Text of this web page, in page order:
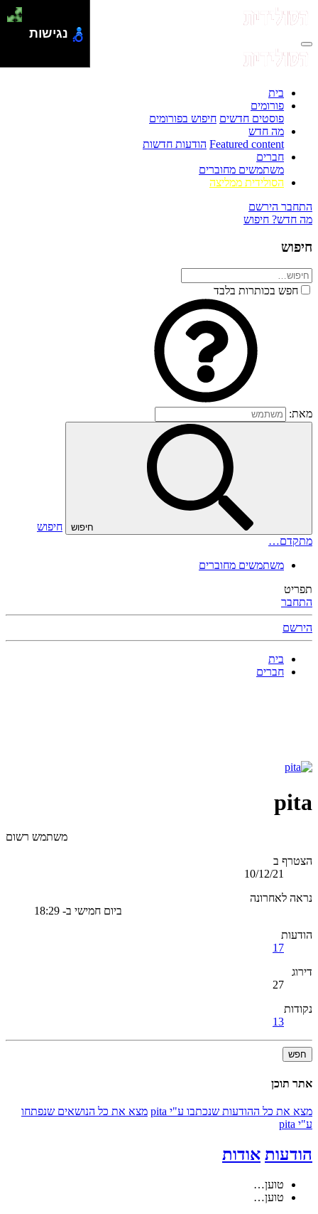
בית
פורומים
פוסטים חדשים חיפוש בפורומים
מה חדש
Featured content הודעות חדשות
חברים
משתמשים מחוברים
הסולידית ממליצה
התחבר הירשם
מה חדש? חיפוש
חיפוש
חפש בכותרות בלבד
מאת:
חיפוש
חיפוש
מתקדם…
משתמשים מחוברים
תפריט
התחבר
הירשם
בית
חברים
pita
משתמש רשום
הצטרף ב
10/12/21
נראה לאחרונה
ביום חמישי ב- 18:29
הודעות
17
דירוג
27
נקודות
13
חפש
אתר תוכן
מצא את כל ההודעות שנכתבו ע"י pita
מצא את כל הנושאים שנפתחו
ע"י pita
הודעות אודות
טוען…
טוען…
נגישות